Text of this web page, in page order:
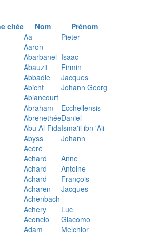
citée Nom
Prénom
Aa
Pieter
Aaron
Abarbanel Isaac
Abauzit
Firmin
Abbadie
Jacques
Abicht
Johann Georg
Ablancourt
Abraham
Ecchellensis
AbrenethéeDaniel
Abu Al-FidaIsma'il ibn 'Ali
Abyss
Johann
Acéré
Achard
Anne
Achard
Antoine
Achard
François
Acharen
Jacques
Achenbach
Achery
Luc
Aconcio
Giacomo
Adam
Melchior